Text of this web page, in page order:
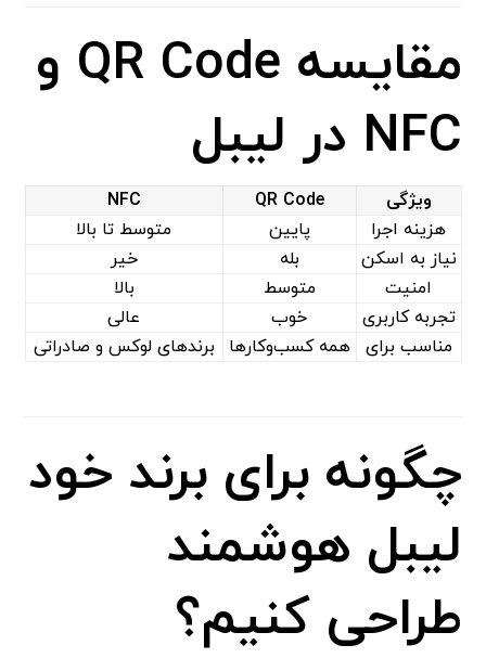
مقایسه QR Code و
NFC در لیبل
ویژگی QR Code
NFC
هزینه اجرا
پایین
متوسط تا بالا
نیاز به اسکن
بله
خیر
امنیت
متوسط
بالا
تجربه کاربری
خوب
عالی
مناسب برای
همه کسب‌وکارها برندهای لوکس و صادراتی
چگونه برای برند خود
لیبل هوشمند
طراحی کنیم؟